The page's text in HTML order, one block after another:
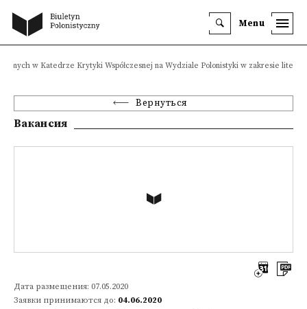
Menu
w Katedrze Krytyki Współczesnej na Wydziale Polonistyki w zakresie
Вернуться
Вакансия
Дата размещения: 07.05.2020
Заявки принимаются до: 04.06.2020